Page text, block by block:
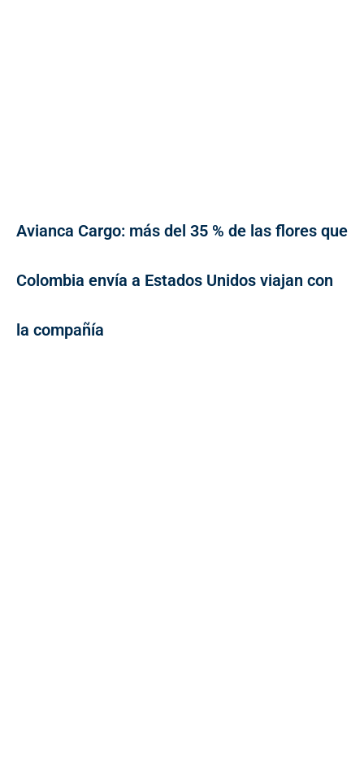
Avianca Cargo: más del 35 % de las flores que
Colombia envía a Estados Unidos viajan con
la compañía